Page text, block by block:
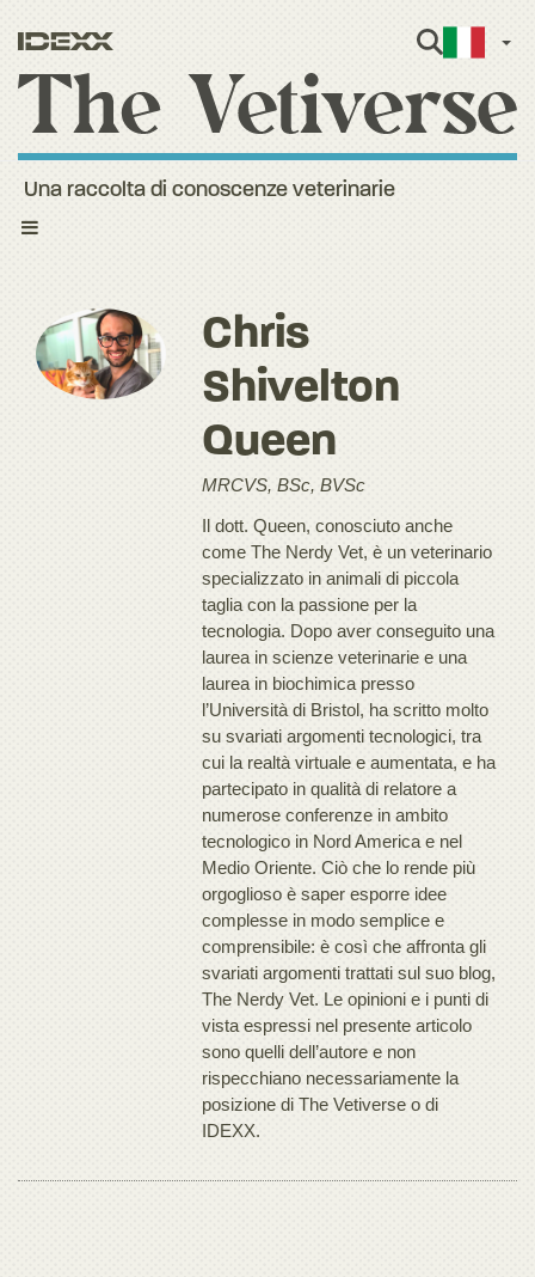
Toggle
Una raccolta di conoscenze veterinarie
Chris
Shivelton
Queen
MRCVS, BSc, BVSc
Il dott. Queen, conosciuto anche
come The Nerdy Vet, è un veterinario
specializzato in animali di piccola
taglia con la passione per la
tecnologia. Dopo aver conseguito una
laurea in scienze veterinarie e una
laurea in biochimica presso
l’Università di Bristol, ha scritto molto
su svariati argomenti tecnologici, tra
cui la realtà virtuale e aumentata, e ha
partecipato in qualità di relatore a
numerose conferenze in ambito
tecnologico in Nord America e nel
Medio Oriente. Ciò che lo rende più
orgoglioso è saper esporre idee
complesse in modo semplice e
comprensibile: è così che affronta gli
svariati argomenti trattati sul suo blog,
The Nerdy Vet. Le opinioni e i punti di
vista espressi nel presente articolo
sono quelli dell’autore e non
rispecchiano necessariamente la
posizione di The Vetiverse o di
IDEXX.